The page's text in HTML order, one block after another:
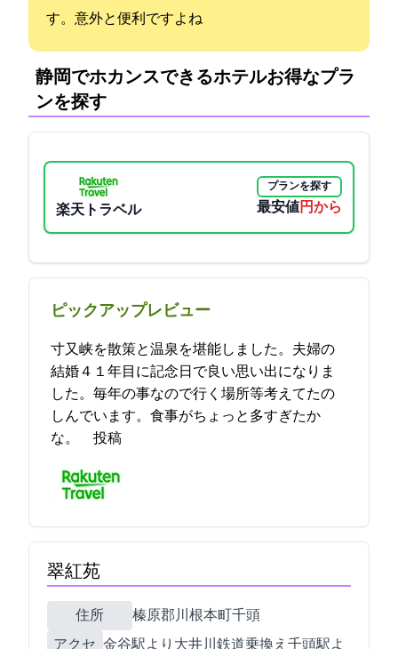
す。意外と便利ですよね
静岡でホカンスできるホテル:お得なプラ
ンを探す
楽天トラベル
プランを探す
最安値8470円から
ピックアップレビュー
寸又峡を散策と温泉を堪能しました。夫婦の
結婚４１年目に記念日で良い思い出になりま
した。毎年の事なので行く場所等考えてたの
しんでいます。食事がちょっと多すぎたか
な。 2024-04-13 11:10:47投稿
翠紅苑
住所
榛原郡川根本町千頭279
アクセ JR金谷駅より大井川鉄道乗換え千頭駅よ